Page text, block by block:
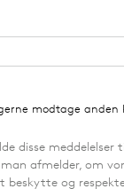
modtage anden
disse
afmelder, om
beskytte og